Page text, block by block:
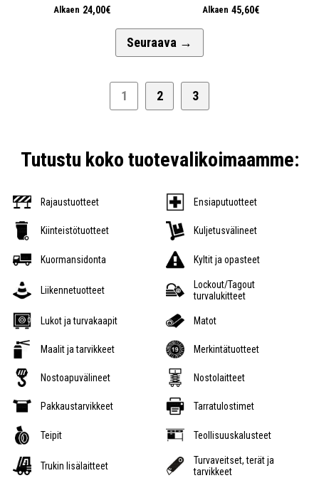
Alkaen 24,00€ Alkaen 45,60€
1 2 3
Seuraava →
Tutustu koko tuotevalikoimaamme:
Rajaustuotteet Ensiaputuotteet
Kiinteistötuotteet Kuljetusvälineet
Kuormansidonta Kyltit ja opasteet
Liikennetuotteet
Lockout/Tagout
turvalukitteet
Lukot ja turvakaapit Matot
Maalit ja tarvikkeet Merkintätuotteet
Nostoapuvälineet Nostolaitteet
Pakkaustarvikkeet Tarratulostimet
Teipit Teollisuuskalusteet
Trukin lisälaitteet
Turvaveitset, terät ja
tarvikkeet